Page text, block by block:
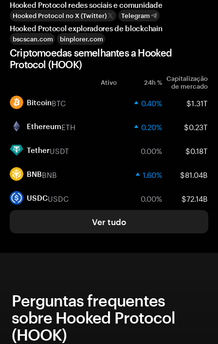
Hooked Protocol redes sociais e comunidade
Hooked Protocol no X (Twitter) Telegram
Hooked Protocol exploradores de blockchain
bscscan.com binplorer.com
Criptomoedas semelhantes a Hooked
Protocol (HOOK)
Ativo 24h % Capitalização
de mercado
BitcoinBTC 0.40% $1.31T
EthereumETH 0.20% $0.23T
TetherUSDT 0.00% $0.18T
BNBBNB 1.60% $81.04B
USDCUSDC 0.00% $72.14B
Ver tudo
Perguntas frequentes
sobre Hooked Protocol
(HOOK)